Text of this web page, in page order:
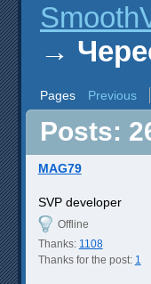
→
Pages Previous
Posts:
MAG79
SVP developer
Offline
Thanks: 1108
Thanks for the post: 1